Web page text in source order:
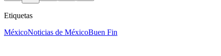
Etiquetas
MéxicoNoticias de MéxicoBuen Fin